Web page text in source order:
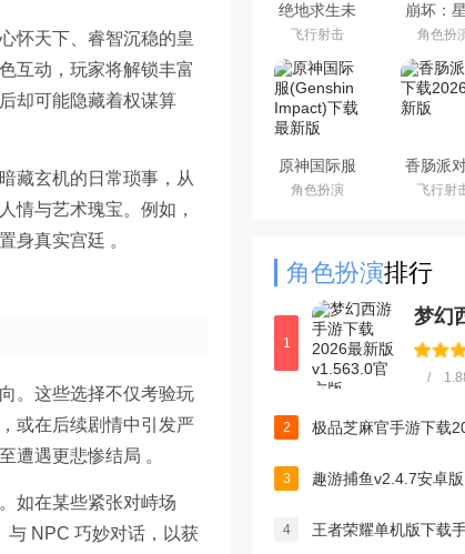
怀天下、睿智沉稳的皇
互动，玩家将解锁丰富
却可能隐藏着权谋算
藏玄机的日常琐事，从
情与艺术瑰宝。例如，
身真实宫廷 。
。这些选择不仅考验玩
或在后续剧情中引发严
遭遇更悲惨结局 。
如在某些紧张对峙场
与 NPC 巧妙对话，以获
绝地求生未
来之役手游
国际服下载
正版
飞行射击
崩坏：
铁道官方
游下载安
最新
角色扮
原神国际服
(Genshin
Impact)下载
角色扮演
香肠派
载2026
版
飞行射
角色扮演排行
1
/
2
3 趣游捕鱼v2.4.7安卓版
4